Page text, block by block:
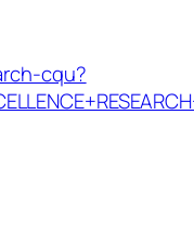
cqu?